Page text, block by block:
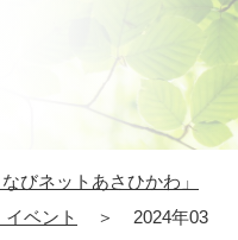
びネットあさひかわ」
イベント ＞
2024年03